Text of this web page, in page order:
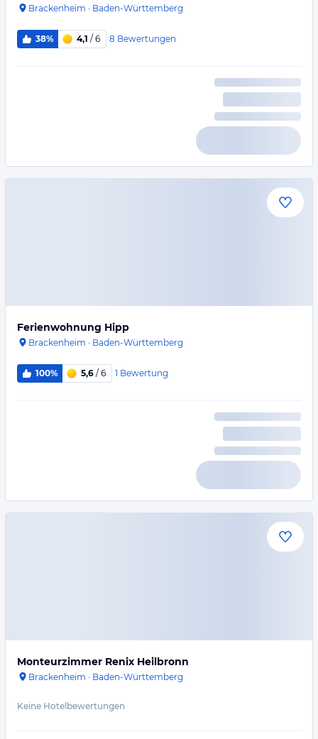
Brackenheim · Baden-Württemberg
38% 4,1 / 6 8 Bewertungen
Ferienwohnung Hipp
Brackenheim · Baden-Württemberg
100% 5,6 / 6 1 Bewertung
Monteurzimmer Renix Heilbronn
Brackenheim · Baden-Württemberg
Keine Hotelbewertungen